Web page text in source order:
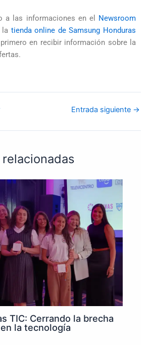
a las informaciones en el Newsroom
tienda online de Samsung Honduras
en recibir información sobre la
Entrada siguiente →
TIC: Cerrando la brecha
la tecnología